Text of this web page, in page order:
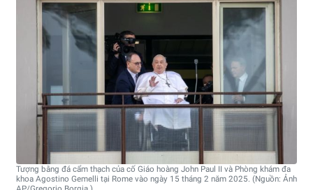
Tượng bằng đá cẩm thạch của cố Giáo hoàng John Paul II và Phòng khám đa
khoa Agostino Gemelli tại Rome vào ngày 15 tháng 2 năm 2025. (Nguồn: Ảnh